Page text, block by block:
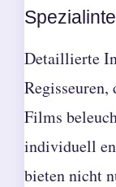
Detaillierte
Regisseuren,
Films
individuell
bieten nicht